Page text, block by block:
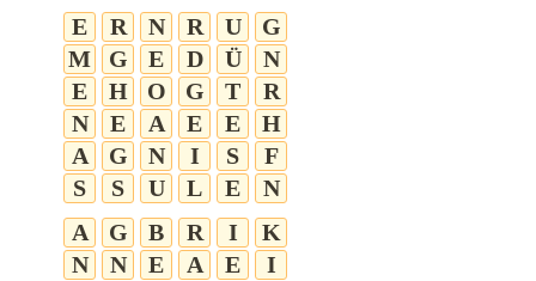
E
R N R U
G
M
G E D Ü
N
E
H O G T
R
N
E A E E
H
A
G N I S
F
S
S U L E
N
A
G B R I
K
N
N E A E
I